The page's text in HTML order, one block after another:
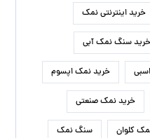
خرید اینترنتی نمک
خرید سنگ نمک آبی
خرید نمک اپسوم
خرید نمک صنعتی
کلوان سنگ نمک